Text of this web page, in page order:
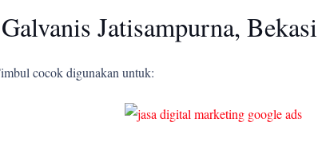
Jatisampurna, Bekasi
cocok digunakan untuk: